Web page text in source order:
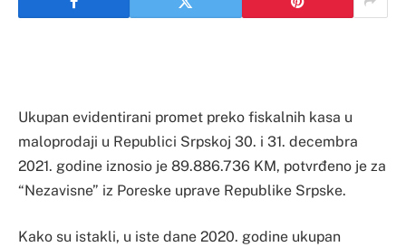
Ukupan evidentirani promet preko fiskalnih kasa u
maloprodaji u Republici Srpskoj 30. i 31. decembra
2021. godine iznosio je 89.886.736 KM, potvrđeno je za
“Nezavisne” iz Poreske uprave Republike Srpske.
Kako su istakli, u iste dane 2020. godine ukupan